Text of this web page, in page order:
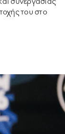
του στο